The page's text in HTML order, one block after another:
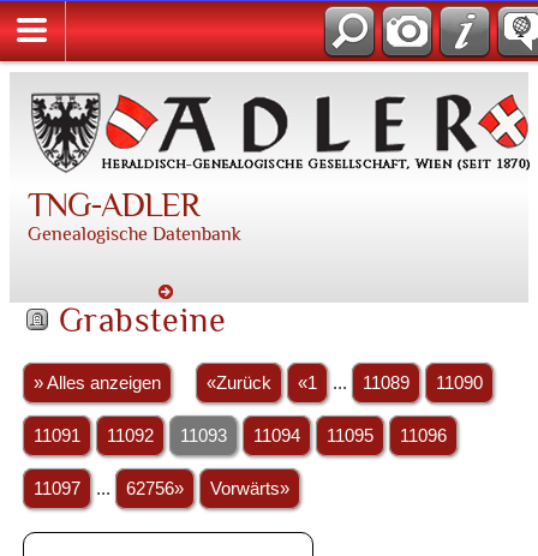
TNG-ADLER
Genealogische Datenbank
Grabsteine
» Alles anzeigen «Zurück «1 ... 11089 11090
11091 11092 11093 11094 11095 11096
11097 ... 62756» Vorwärts»